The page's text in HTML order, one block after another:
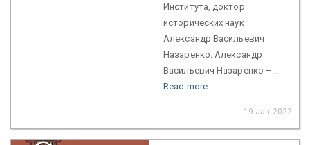
Института, доктор
исторических наук
Александр Васильевич
Назаренко. Александр
Васильевич Назаренко –...
Read more
19 Jan 2022